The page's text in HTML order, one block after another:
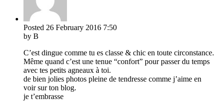
Posted 26 February 2016 7:50
by B
C’est dingue comme tu es classe & chic en toute circonstance.
Même quand c’est une tenue “confort” pour passer du temps
avec tes petits agneaux à toi.
de bien jolies photos pleine de tendresse comme j’aime en
voir sur ton blog.
je t’embrasse